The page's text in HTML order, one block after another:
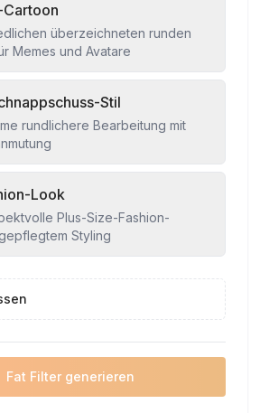
überzeichneten runden
Memes und Avatare
Stil
rundlichere Bearbeitung mit
Look
Plus-Size-Fashion-
Styling
Fat Filter generieren